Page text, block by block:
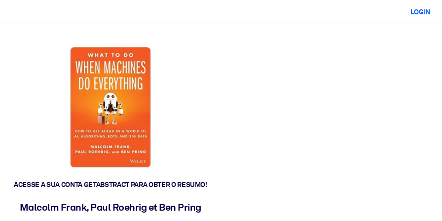
LOGIN
ACESSE A SUA CONTA GETABSTRACT PARA OBTER O RESUMO!
Malcolm Frank, Paul Roehrig et Ben Pring